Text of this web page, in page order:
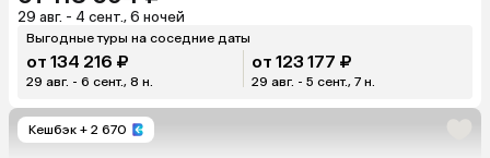
29 авг. - 4 сент., 6 ночей
Выгодные туры на соседние даты
от 134 216 ₽
29 авг. - 6 сент., 8 н.
от 123 177 ₽
29 авг. - 5 сент., 7 н.
Кешбэк + 2 670